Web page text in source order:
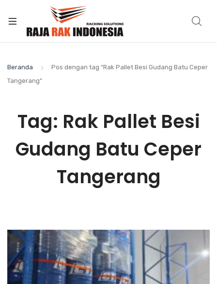
Beranda
Pos dengan tag “Rak Pallet Besi Gudang Batu Ceper
Tangerang”
Tag: Rak Pallet Besi
Gudang Batu Ceper
Tangerang